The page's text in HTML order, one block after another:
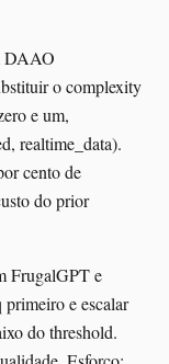
DAAO
o complexity
e um,
realtime_data).
cento de
do prior
FrugalGPT e
e escalar
do threshold.